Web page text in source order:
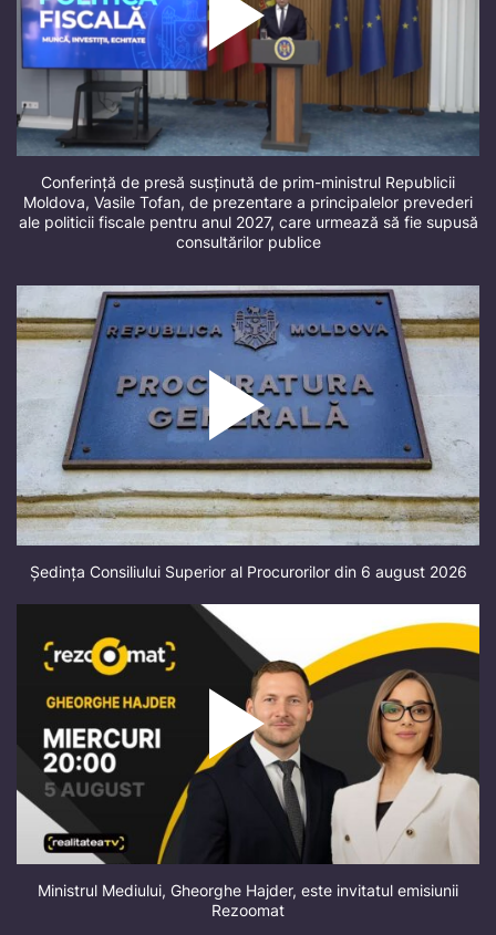
Conferință de presă susținută de prim-ministrul Republicii
Moldova, Vasile Tofan, de prezentare a principalelor prevederi
ale politicii fiscale pentru anul 2027, care urmează să fie supusă
consultărilor publice
Ședința Consiliului Superior al Procurorilor din 6 august 2026
Ministrul Mediului, Gheorghe Hajder, este invitatul emisiunii
Rezoomat